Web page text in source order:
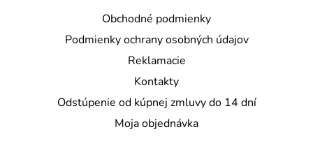
Obchodné podmienky
Podmienky ochrany osobných údajov
Reklamacie
Kontakty
Odstúpenie od kúpnej zmluvy do 14 dní
Moja objednávka